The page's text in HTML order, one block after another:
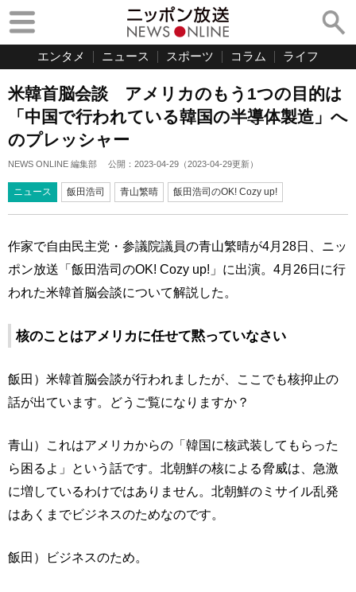
エンタメ ニュース スポーツ コラム ライフ
米韓首脳会談 アメリカのもう1つの目的は
「中国で行われている韓国の半導体製造」へ
のプレッシャー
NEWS ONLINE 編集部 公開： 2023-04-29 （2023-04-29更新）
ニュース 飯田浩司 青山繁晴 飯田浩司のOK! Cozy up!
作家で自由民主党・参議院議員の青山繁晴が4月28日、ニッ
ポン放送「飯田浩司のOK! Cozy up!」に出演。4月26日に行
われた米韓首脳会談について解説した。
核のことはアメリカに任せて黙っていなさい
飯田）米韓首脳会談が行われましたが、ここでも核抑止の
話が出ています。どうご覧になりますか？
青山）これはアメリカからの「韓国に核武装してもらった
ら困るよ」という話です。北朝鮮の核による脅威は、急激
に増しているわけではありません。北朝鮮のミサイル乱発
はあくまでビジネスのためなのです。
飯田）ビジネスのため。